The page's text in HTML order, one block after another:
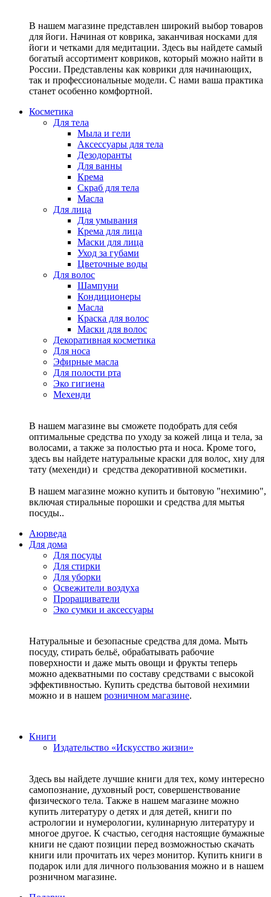
В нашем магазине представлен широкий выбор товаров
для йоги. Начиная от коврика, заканчивая носками для
йоги и четками для медитации. Здесь вы найдете самый
богатый ассортимент ковриков, который можно найти в
России. Представлены как коврики для начинающих,
так и профессиональные модели. С нами ваша практика
станет особенно комфортной.
Косметика
Для тела
Мыла и гели
Аксессуары для тела
Дезодоранты
Для ванны
Крема
Скраб для тела
Масла
Для лица
Для умывания
Крема для лица
Маски для лица
Уход за губами
Цветочные воды
Для волос
Шампуни
Кондиционеры
Масла
Краска для волос
Маски для волос
Декоративная косметика
Для носа
Эфирные масла
Для полости рта
Эко гигиена
Мехенди
В нашем магазине вы сможете подобрать для себя
оптимальные средства по уходу за кожей лица и тела, за
волосами, а также за полостью рта и носа. Кроме того,
здесь вы найдете натуральные краски для волос, хну для
тату (мехенди) и средства декоративной косметики.
В нашем магазине можно купить и бытовую "нехимию",
включая стиральные порошки и средства для мытья
посуды..
Аюрведа
Для дома
Для посуды
Для стирки
Для уборки
Освежители воздуха
Проращиватели
Эко сумки и аксессуары
Натуральные и безопасные средства для дома. Мыть
посуду, стирать бельё, обрабатывать рабочие
поверхности и даже мыть овощи и фрукты теперь
можно адекватными по составу средствами с высокой
эффективностью. Купить средства бытовой нехимии
можно и в нашем розничном магазине.
Книги
Издательство «Искусство жизни»
Здесь вы найдете лучшие книги для тех, кому интересно
самопознание, духовный рост, совершенствование
физического тела. Также в нашем магазине можно
купить литературу о детях и для детей, книги по
астрологии и нумерологии, кулинарную литературу и
многое другое. К счастью, сегодня настоящие бумажные
книги не сдают позиции перед возможностью скачать
книги или прочитать их через монитор. Купить книги в
подарок или для личного пользования можно и в нашем
розничном магазине.